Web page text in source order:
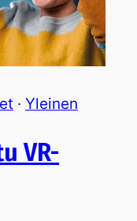
· Yleinen
VR-